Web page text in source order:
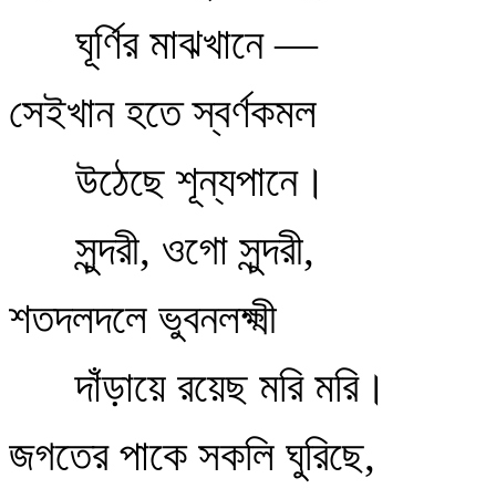
ঘূর্ণির মাঝখানে —
সেইখান হতে স্বর্ণকমল
উঠেছে শূন্যপানে।
সুন্দরী, ওগো সুন্দরী,
শতদলদলে ভুবনলক্ষ্মী
দাঁড়ায়ে রয়েছ মরি মরি।
জগতের পাকে সকলি ঘুরিছে,